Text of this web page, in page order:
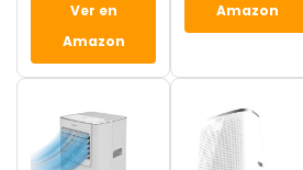
Ver en
Amazon
Amazon